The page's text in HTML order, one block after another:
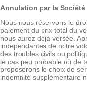
Annulation par la Société
Nous nous réservons le
paiement du prix total du
nous aurez déjà versée.
indépendantes de notre
des troubles civils ou
le cas peu probable où de
proposerons le choix de
indemnité supplémentaire